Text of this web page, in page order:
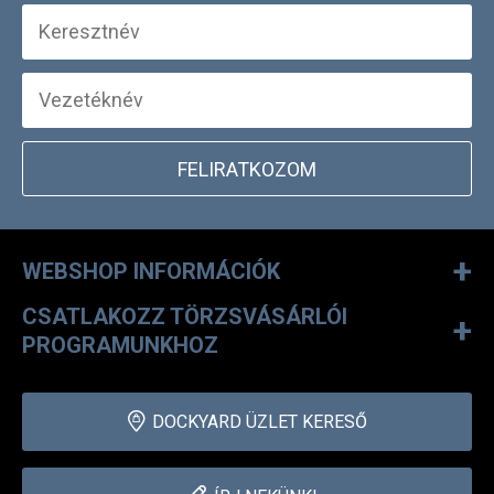
FELIRATKOZOM
WEBSHOP INFORMÁCIÓK +
CSATLAKOZZ TÖRZSVÁSÁRLÓI
PROGRAMUNKHOZ
+
DOCKYARD ÜZLET KERESŐ